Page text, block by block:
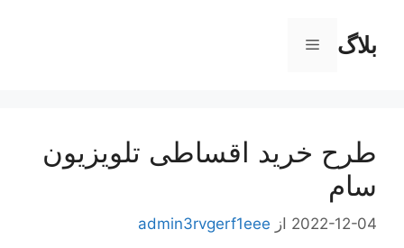
محتوابلاگ فهرست
طرح خرید اقساطی تلویزیون
سام
2022-12-04 از admin3rvgerf1eee